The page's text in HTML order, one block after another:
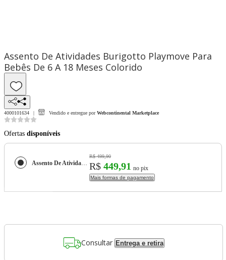
Assento De Atividades Burigotto Playmove Para
Bebês De 6 A 18 Meses Colorido
4000101634 Vendido e entregue por Webcontinental Marketplace
Ofertas disponíveis
Assento De Atividades Burigotto Playmove Para Bebês De 6 A 18 Meses Colorido
R$ 499,90
R$ 449,91 no pix
Mais formas de pagamento
Consultar Entrega e retira